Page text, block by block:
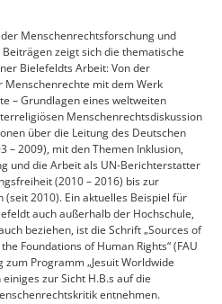
Menschenrechtsforschung und
zeigt sich die thematische
Bielefeldts Arbeit: Von der
Menschenrechte mit dem Werk
– Grundlagen eines weltweiten
Menschenrechtsdiskussion
über die Leitung des Deutschen
– 2009), mit den Themen Inklusion,
und die Arbeit als UN-Berichterstatter
(2010 – 2016) bis zur
(seit 2010). Ein aktuelles Beispiel für
auch außerhalb der Hochschule,
beziehen, ist die Schrift „Sources of
Foundations of Human Rights“ (FAU
Programm „Jesuit Worldwide
zur Sicht H.B.s auf die
entnehmen.